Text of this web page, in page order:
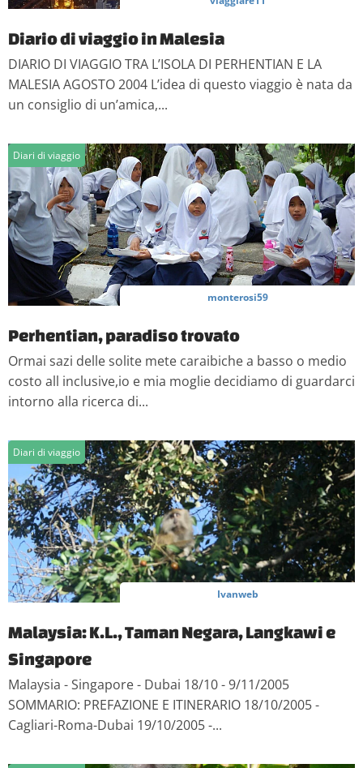
Diario di viaggio in Malesia
DIARIO DI VIAGGIO TRA L’ISOLA DI PERHENTIAN E LA
MALESIA AGOSTO 2004 L’idea di questo viaggio è nata da
un consiglio di un’amica,...
Diari di viaggio
monterosi59
Perhentian, paradiso trovato
Ormai sazi delle solite mete caraibiche a basso o medio
costo all inclusive,io e mia moglie decidiamo di guardarci
intorno alla ricerca di...
Diari di viaggio
Ivanweb
Malaysia: K.L., Taman Negara, Langkawi e
Singapore
Malaysia - Singapore - Dubai 18/10 - 9/11/2005
SOMMARIO: PREFAZIONE E ITINERARIO 18/10/2005 -
Cagliari-Roma-Dubai 19/10/2005 -...